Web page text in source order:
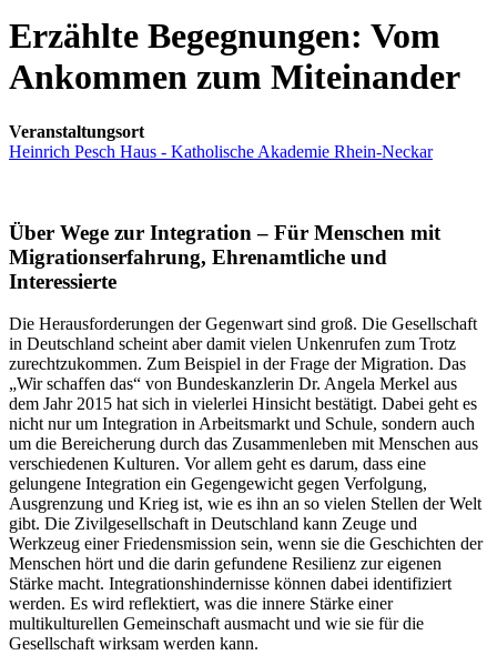
Erzählte Begegnungen: Vom
Ankommen zum Miteinander
Veranstaltungsort
Heinrich Pesch Haus - Katholische Akademie Rhein-Neckar
Über Wege zur Integration – Für Menschen mit
Migrationserfahrung, Ehrenamtliche und
Interessierte
Die Herausforderungen der Gegenwart sind groß. Die Gesellschaft
in Deutschland scheint aber damit vielen Unkenrufen zum Trotz
zurechtzukommen. Zum Beispiel in der Frage der Migration. Das
„Wir schaffen das“ von Bundeskanzlerin Dr. Angela Merkel aus
dem Jahr 2015 hat sich in vielerlei Hinsicht bestätigt. Dabei geht es
nicht nur um Integration in Arbeitsmarkt und Schule, sondern auch
um die Bereicherung durch das Zusammenleben mit Menschen aus
verschiedenen Kulturen. Vor allem geht es darum, dass eine
gelungene Integration ein Gegengewicht gegen Verfolgung,
Ausgrenzung und Krieg ist, wie es ihn an so vielen Stellen der Welt
gibt. Die Zivilgesellschaft in Deutschland kann Zeuge und
Werkzeug einer Friedensmission sein, wenn sie die Geschichten der
Menschen hört und die darin gefundene Resilienz zur eigenen
Stärke macht. Integrationshindernisse können dabei identifiziert
werden. Es wird reflektiert, was die innere Stärke einer
multikulturellen Gemeinschaft ausmacht und wie sie für die
Gesellschaft wirksam werden kann.